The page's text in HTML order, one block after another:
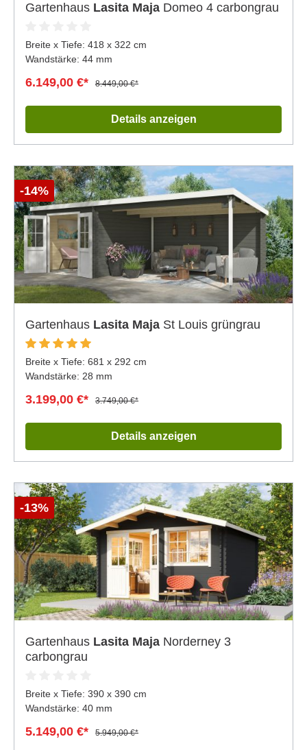
Gartenhaus Lasita Maja Domeo 4 carbongrau
Breite x Tiefe: 418 x 322 cm
Wandstärke: 44 mm
6.149,00 €* 8.449,00 €*
Details anzeigen
-14%
Gartenhaus Lasita Maja St Louis grüngrau
Breite x Tiefe: 681 x 292 cm
Wandstärke: 28 mm
3.199,00 €* 3.749,00 €*
Details anzeigen
-13%
Gartenhaus Lasita Maja
carbongrau
Breite x Tiefe: 390 x 390 cm
Wandstärke: 40 mm
5.149,00 €* 5.949,00 €*